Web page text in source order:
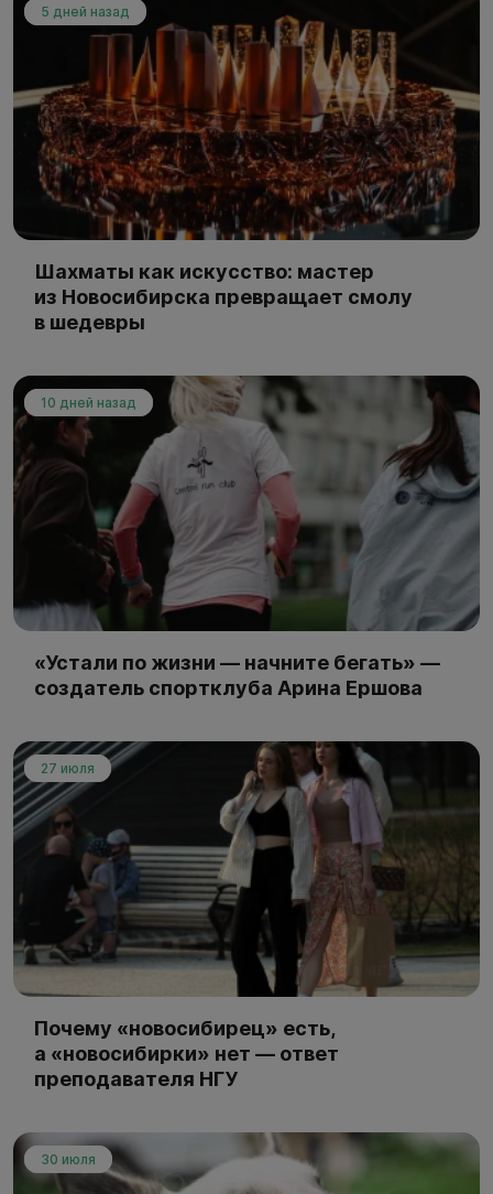
5 дней назад
Шахматы как искусство: мастер
из Новосибирска превращает смолу
в шедевры
10 дней назад
«Устали по жизни — начните бегать» —
создатель спортклуба Арина Ершова
27 июля
Почему «новосибирец» есть,
а «новосибирки» нет — ответ
преподавателя НГУ
30 июля